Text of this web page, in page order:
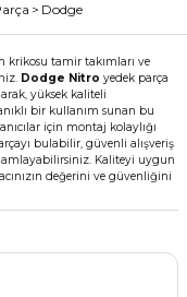
Dodge
krikosu tamir takımları ve
Dodge Nitro yedek parça
yüksek kaliteli
bir kullanım sunan bu
için montaj kolaylığı
bulabilir, güvenli alışveriş
Kaliteyi uygun
değerini ve güvenliğini